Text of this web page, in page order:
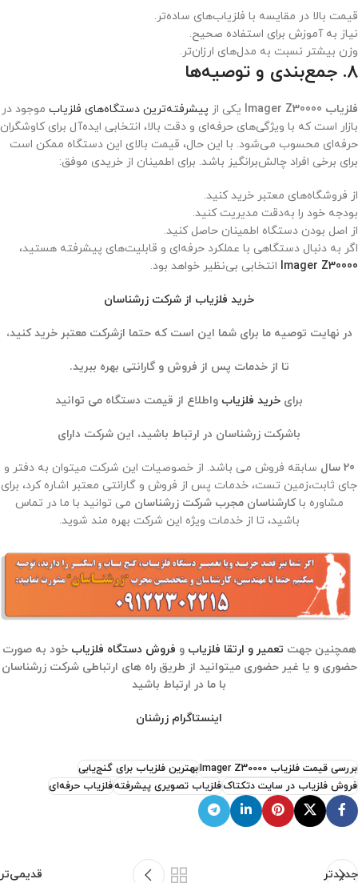
قیمت بالا در مقایسه با فلزیاب‌های ساده‌تر.
نیاز به آموزش برای استفاده صحیح.
وزن بیشتر نسبت به مدل‌های ارزان‌تر.
8. جمع‌بندی و توصیه‌ها
فلزیاب Imager Z30000 یکی از پیشرفته‌ترین دستگاه‌های فلزیاب موجود در
بازار است که با ویژگی‌های حرفه‌ای و دقت بالا، انتخابی ایده‌آل برای کاوشگران
حرفه‌ای محسوب می‌شود. با این حال، قیمت بالای این دستگاه ممکن است
برای برخی افراد چالش‌برانگیز باشد. برای اطمینان از خریدی موفق:
از فروشگاه‌های معتبر خرید کنید.
بودجه خود را به‌دقت مدیریت کنید.
از اصل بودن دستگاه اطمینان حاصل کنید.
اگر به دنبال دستگاهی با عملکرد حرفه‌ای و قابلیت‌های پیشرفته هستید،
Imager Z30000 انتخابی بی‌نظیر خواهد بود.
خرید فلزیاب از شرکت زرشناسان
در نهایت توصیه ما برای شما این است که حتما ازشرکت معتبر خرید کنید،
تا از خدمات پس از فروش و گارانتی بهره ببرید.
برای خرید فلزیاب واطلاع از قیمت دستگاه می توانید
باشرکت زرشناسان در ارتباط باشید، این شرکت دارای
20 سال
سابقه فروش می باشد. از خصوصیات این شرکت میتوان به دفتر و
جای ثابت،زمین تست، خدمات پس از فروش و گارانتی معتبر اشاره کرد، برای
مشاوره باکارشناسان مجرب شرکت زرشناسان می توانید با ما در تماس
باشید، تا از خدمات ویژه این شرکت بهره مند شوید.
همچنین جهت تعمیر و ارتقا فلزیاب و فروش دستگاه فلزیاب خود به صورت
حضوری و یا غیر حضوری میتوانید از طریق راه های ارتباطی شرکت زرشناسان
با ما در ارتباط باشید
اینستاگرام زرشنان
بررسی قیمت فلزیاب Imager Z30000
بهترین فلزیاب برای گنج‌یابی
فروش فلزیاب در سایت دتکتاکفلزیاب تصویری پیشرفتهفلزیاب حرفه‌ای
جدیدتر قدیمی‌تر